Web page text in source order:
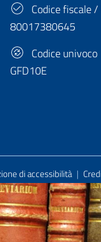
Codice fiscale
80017380645
Codice univoco
GFD10E
di accessibilità |